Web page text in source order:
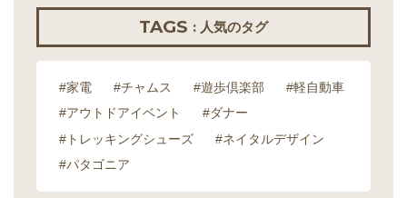
TAGS : 人気のタグ
#家電 #チャムス #遊歩倶楽部
#軽自動車
#アウトドアイベント
#ダナー
#トレッキングシューズ
#ネイタルデザイン
#パタゴニア